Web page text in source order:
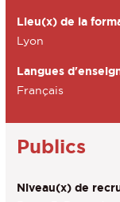
Lieu(x) de la
Lyon
Langues
Français
Publics
Niveau(x) de